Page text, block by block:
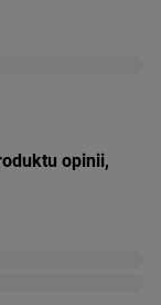
opinii,